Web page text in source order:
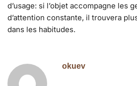
d’usage: si l’objet accompagne les
d’attention constante, il trouvera
dans les habitudes.
okuev